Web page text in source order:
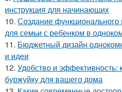
инструкция для начинающих
10. Создание функционального
для семьи с ребенком в
11. Бюджетный дизайн
и идеи
12. Удобство и эффективность:
буржуйку для вашего дома